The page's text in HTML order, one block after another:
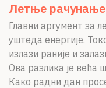
Летње
Главни аргумент за
уштеда енергије.
излази раније и
Ова разлика је већа
Како радни дан